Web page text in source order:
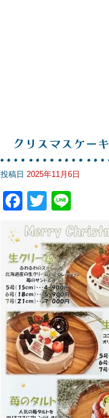
クリスマスケーキ
投稿日 2025年11月6日
F
a
c
e
b
o
o
k
T
tt
er
n
e